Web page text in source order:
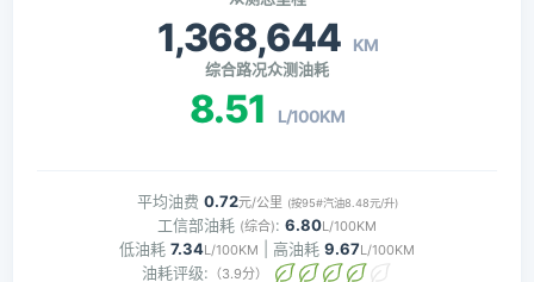
1,368,644 KM
综合路况众测油耗
8.51 L/100KM
平均油费 0.72元/公里 (按95#汽油8.48元/升)
工信部油耗 (综合): 6.80L/100KM
低油耗 7.34L/100KM | 高油耗 9.67L/100KM
油耗评级: （3.9分）